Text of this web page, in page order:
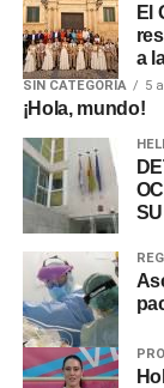
El
a
SIN CATEGORÍA 5
¡Hola, mundo!